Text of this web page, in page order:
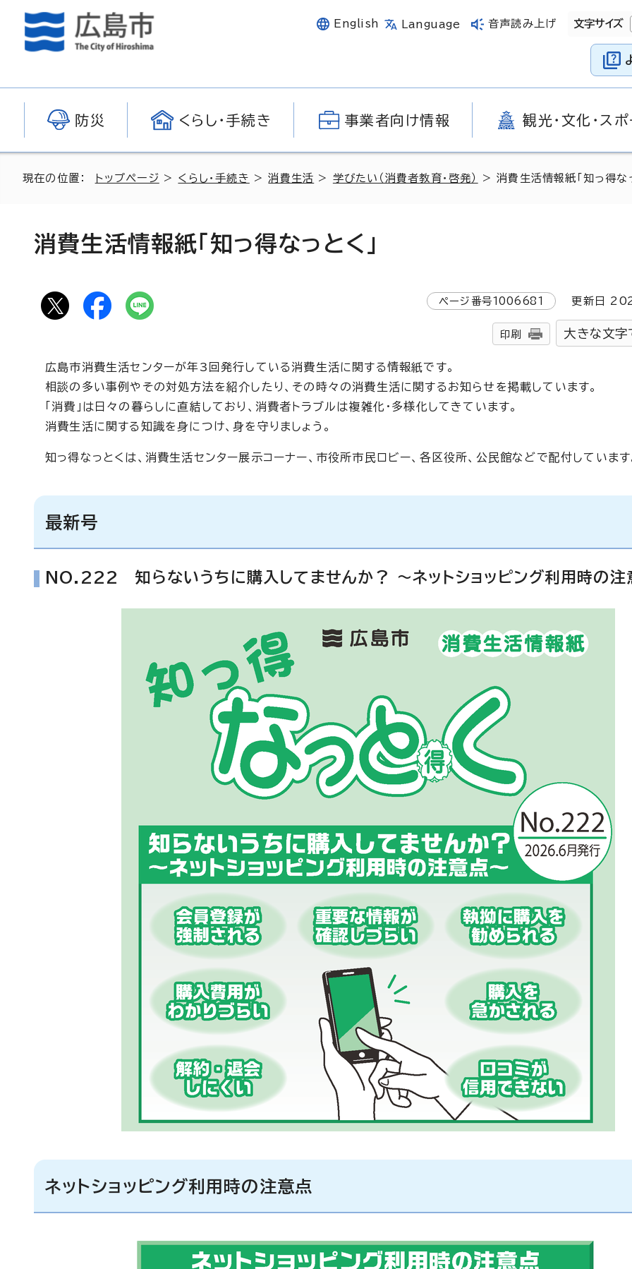
English Language 音声読み上げ 文字サイズ
防災 くらし・手続き 事業者向け情報 観光・文化・ス
現在の位置： トップページ > くらし・手続き >消費生活 > 学びたい（消費者教育・啓発） > 消費生活情報紙「知っ得な
消費生活情報紙「知っ得なっとく」
ページ番号1006681 更新日
印刷 大きな文字
広島市消費生活センターが年3回発行している消費生活に関する情報紙です。
相談の多い事例やその対処方法を紹介したり、その時々の消費生活に関するお知らせを掲載しています。
「消費」は日々の暮らしに直結しており、消費者トラブルは複雑化・多様化してきています。
消費生活に関する知識を身につけ、身を守りましょう。
知っ得なっとくは、消費生活センター展示コーナー、市役所市民ロビー、各区役所、公民館などで配付しています
最新号
NO.222 知らないうちに購入してませんか？ ～ネットショッピング利用時の注
ネットショッピング利用時の注意点